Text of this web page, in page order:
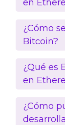
en
¿Cómo
Bitcoin?
¿Qué es
en
¿Cómo